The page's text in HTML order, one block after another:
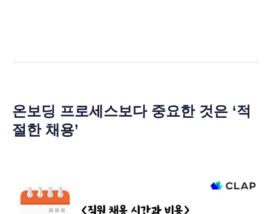
온보딩 프로세스보다 중요한 것은 ‘적
절한 채용’